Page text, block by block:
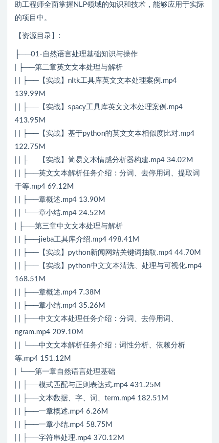
助工程师全面掌握NLP领域的知识和技术，能够应用于实际
的项目中。
【资源目录】:
├──01-自然语言处理基础知识与操作
| ├──第二章英文文本处理与解析
| | ├──【实战】nltk工具库英文文本处理案例.mp4
139.99M
| | ├──【实战】spacy工具库英文文本处理案例.mp4
413.95M
| | ├──【实战】基于python的英文文本相似度比对.mp4
122.75M
| | ├──【实战】简易文本情感分析器构建.mp4 34.02M
| | ├──英文文本解析任务介绍：分词、去停用词、提取词
干等.mp4 69.12M
| | ├──章概述.mp4 13.90M
| | └──章小结.mp4 24.52M
| ├──第三章中文文本处理与解析
| | ├──jieba工具库介绍.mp4 498.41M
| | ├──【实战】python新闻网站关键词抽取.mp4 44.70M
| | ├──【实战】python中文文本清洗、处理与可视化.mp4
168.51M
| | ├──章概述.mp4 7.38M
| | ├──章小结.mp4 35.26M
| | ├──中文文本处理任务介绍：分词、去停用词、
ngram.mp4 209.10M
| | └──中文文本解析任务介绍：词性分析、依赖分析
等.mp4 151.12M
| └──第一章自然语言处理基础
| | ├──模式匹配与正则表达式.mp4 431.25M
| | ├──文本数据、字、词、term.mp4 182.51M
| | ├──一章概述.mp4 6.26M
| | ├──一章小结.mp4 58.75M
| | ├──字符串处理.mp4 370.12M